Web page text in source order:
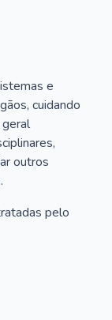
e
cuidando
outros
pelo